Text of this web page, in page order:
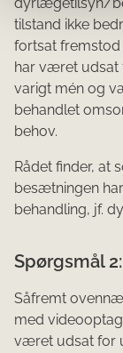
dyrlægetilsyn/
tilstand ikke
fortsat
har været udsat
varigt mén og
behandlet
behov.
Rådet finder, at
besætningen
behandling, jf.
Spørgsmål 2:
Såfremt
med
været udsat for